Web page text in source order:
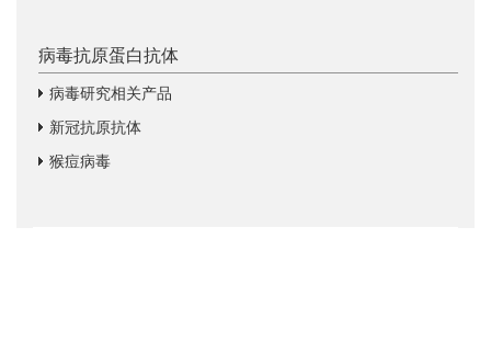
病毒抗原蛋白抗体
病毒研究相关产品
新冠抗原抗体
猴痘病毒